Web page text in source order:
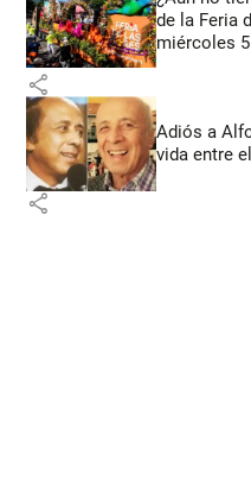
de la Feria
miércoles
share
Adiós a
vida entre
share